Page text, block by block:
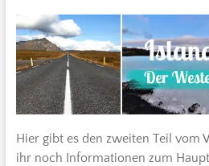
Hier gibt es den zweiten Teil vom
ihr noch Informationen zum